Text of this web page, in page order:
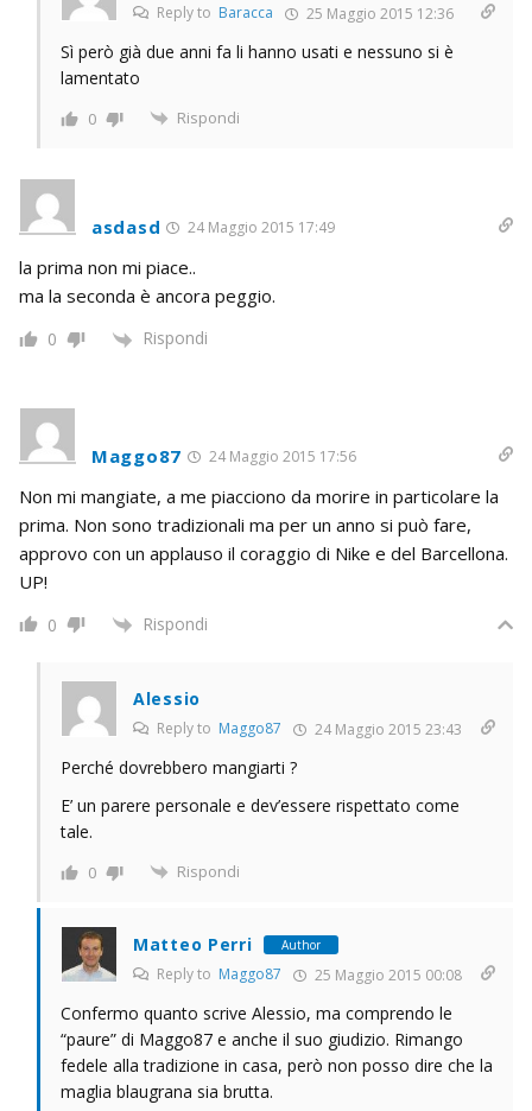
Reply to Baracca 25 Maggio 2015 12:36
Sì però già due anni fa li hanno usati e nessuno si è
lamentato
0 Rispondi
asdasd 24 Maggio 2015 17:49
la prima non mi piace..
ma la seconda è ancora peggio.
0 Rispondi
Maggo87 24 Maggio 2015 17:56
Non mi mangiate, a me piacciono da morire in particolare la
prima. Non sono tradizionali ma per un anno si può fare,
approvo con un applauso il coraggio di Nike e del Barcellona.
UP!
0 Rispondi
Alessio
Reply to Maggo87 24 Maggio 2015 23:43
Perché dovrebbero mangiarti ?
E’ un parere personale e dev’essere rispettato come
tale.
0 Rispondi
Matteo Perri Author
Reply to Maggo87 25 Maggio 2015 00:08
Confermo quanto scrive Alessio, ma comprendo le
“paure” di Maggo87 e anche il suo giudizio. Rimango
fedele alla tradizione in casa, però non posso dire che la
maglia blaugrana sia brutta.